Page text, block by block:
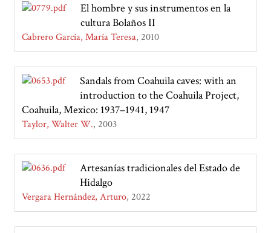
El hombre y sus instrumentos en la
cultura Bolaños II
Cabrero García, María Teresa 2010
Sandals from Coahuila caves: with an
introduction to the Coahuila Project,
Coahuila, Mexico: 1937–1941, 1947
Taylor, Walter W. 2003
Artesanías tradicionales del Estado de
Hidalgo
Vergara Hernández, Arturo 2022